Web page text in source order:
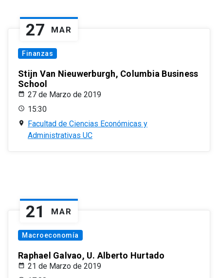
27 MAR
Finanzas
Stijn Van Nieuwerburgh, Columbia Business
School
27 de Marzo de 2019
15:30
Facultad de Ciencias Económicas y
Administrativas UC
21 MAR
Macroeconomía
Raphael Galvao, U. Alberto Hurtado
21 de Marzo de 2019